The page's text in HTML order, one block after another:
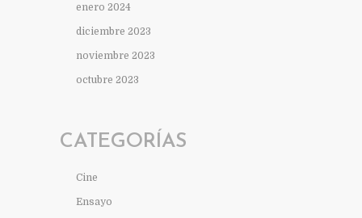
enero 2024
diciembre 2023
noviembre 2023
octubre 2023
CATEGORÍAS
Cine
Ensayo